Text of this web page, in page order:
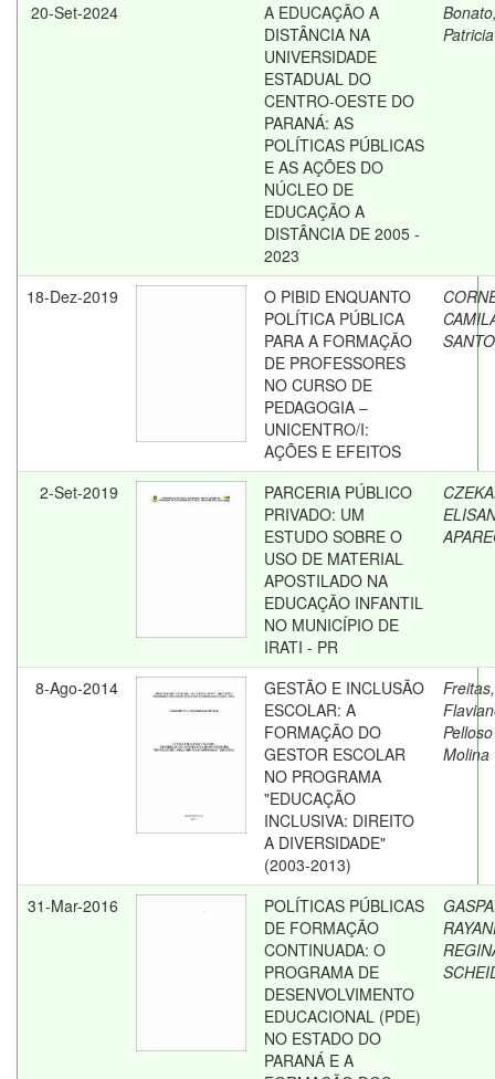
20-Set-2024
A EDUCAÇÃO A
DISTÂNCIA NA
UNIVERSIDADE
ESTADUAL DO
CENTRO-OESTE DO
PARANÁ: AS
POLÍTICAS PÚBLICAS
E AS AÇÕES DO
NÚCLEO DE
EDUCAÇÃO A
DISTÂNCIA DE 2005 -
2023
18-Dez-2019
O PIBID ENQUANTO
POLÍTICA PÚBLICA
PARA A FORMAÇÃO
DE PROFESSORES
NO CURSO DE
PEDAGOGIA –
UNICENTRO/I:
AÇÕES E EFEITOS
2-Set-2019
PARCERIA PÚBLICO
PRIVADO: UM
ESTUDO SOBRE O
USO DE MATERIAL
APOSTILADO NA
EDUCAÇÃO INFANTIL
NO MUNICÍPIO DE
IRATI - PR
8-Ago-2014
GESTÃO E INCLUSÃO
ESCOLAR: A
FORMAÇÃO DO
GESTOR ESCOLAR
NO PROGRAMA
"EDUCAÇÃO
INCLUSIVA: DIREITO
A DIVERSIDADE"
(2003-2013)
Freitas,
Pelloso
Molina
31-Mar-2016
POLÍTICAS PÚBLICAS
DE FORMAÇÃO
CONTINUADA: O
PROGRAMA DE
DESENVOLVIMENTO
EDUCACIONAL (PDE)
NO ESTADO DO
PARANÁ E A